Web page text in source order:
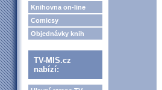
Knihovna on-line
Comicsy
Objednávky knih
TV-MIS.cz
nabízí: